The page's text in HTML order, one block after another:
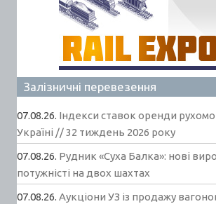
Залізничні перевезення
07.08.26. Індекси ставок оренди
Україні // 32 тиждень 2026 року
07.08.26. Рудник «Суха Балка»: нові
потужністі на двох шахтах
07.08.26. Аукціони УЗ із продажу